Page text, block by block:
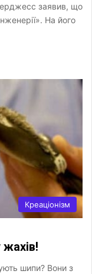
заявив, що
На його
Креаціонізм
шипи? Вони з